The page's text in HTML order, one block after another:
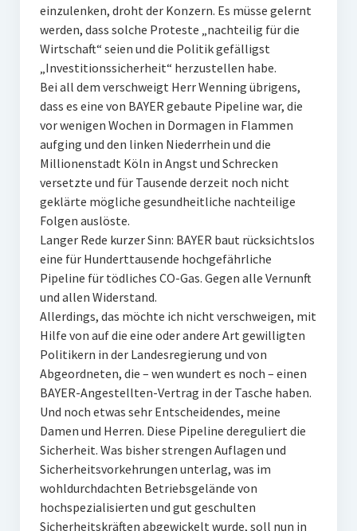
einzulenken, droht der Konzern. Es müsse gelernt
werden, dass solche Proteste „nachteilig für die
Wirtschaft“ seien und die Politik gefälligst
„Investitionssicherheit“ herzustellen habe.
Bei all dem verschweigt Herr Wenning übrigens,
dass es eine von BAYER gebaute Pipeline war, die
vor wenigen Wochen in Dormagen in Flammen
aufging und den linken Niederrhein und die
Millionenstadt Köln in Angst und Schrecken
versetzte und für Tausende derzeit noch nicht
geklärte mögliche gesundheitliche nachteilige
Folgen auslöste.
Langer Rede kurzer Sinn: BAYER baut rücksichtslos
eine für Hunderttausende hochgefährliche
Pipeline für tödliches CO-Gas. Gegen alle Vernunft
und allen Widerstand.
Allerdings, das möchte ich nicht verschweigen, mit
Hilfe von auf die eine oder andere Art gewilligten
Politikern in der Landesregierung und von
Abgeordneten, die – wen wundert es noch – einen
BAYER-Angestellten-Vertrag in der Tasche haben.
Und noch etwas sehr Entscheidendes, meine
Damen und Herren. Diese Pipeline dereguliert die
Sicherheit. Was bisher strengen Auflagen und
Sicherheitsvorkehrungen unterlag, was im
wohldurchdachten Betriebsgelände von
hochspezialisierten und gut geschulten
Sicherheitskräften abgewickelt wurde, soll nun in